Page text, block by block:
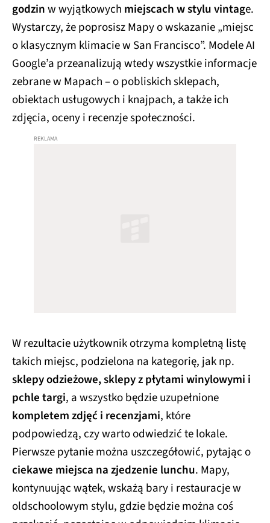
godzinw wyjątkowych miejscach w stylu vintage.
Wystarczy, że poprosisz Mapy o wskazanie „miejsc
o klasycznym klimacie w San Francisco”. Modele AI
Google’a przeanalizują wtedy wszystkie informacje
zebrane w Mapach – o pobliskich sklepach,
obiektach usługowych i knajpach, a także ich
zdjęcia, oceny i recenzje społeczności.
W rezultacie użytkownik otrzyma kompletną listę
takich miejsc, podzielona na kategorię, jak np.
sklepy odzieżowe, sklepy z płytami winylowymi i
pchle targi, a wszystko będzie uzupełnione
kompletem zdjęć i recenzjami, które
podpowiedzą, czy warto odwiedzić te lokale.
Pierwsze pytanie można uszczegółowić, pytając o
ciekawe miejsca na zjedzenie lunchu. Mapy,
kontynuując wątek, wskażą bary i restauracje w
oldschoolowym stylu, gdzie będzie można coś